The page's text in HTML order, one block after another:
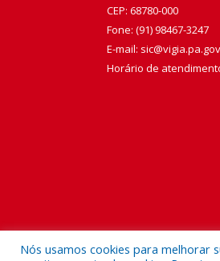
CEP: 68780-000
Fone: (91) 98467-3247
E-mail:
Horário de
Nós usamos cookies para melhorar